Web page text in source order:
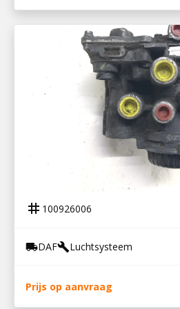
100926006
VOORASMODULATOR DAF
tag 100926006
local_shippingDAFbuildLuchtsysteem
Prijs op aanvraag